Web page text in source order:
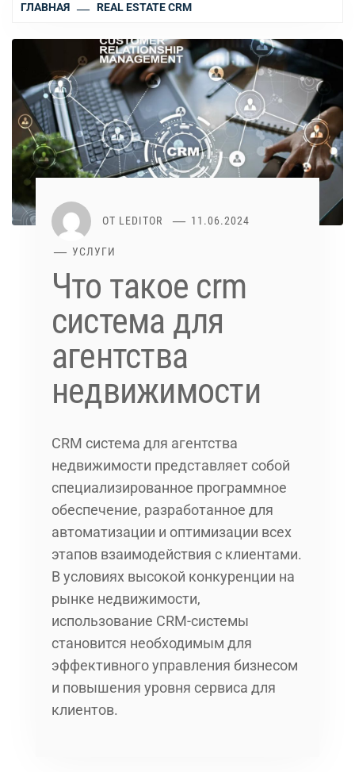
ГЛАВНАЯ REAL ESTATE CRM
ОТ LEDITOR 11.06.2024
УСЛУГИ
Что такое crm
система для
агентства
недвижимости
CRM система для агентства
недвижимости представляет собой
специализированное программное
обеспечение, разработанное для
автоматизации и оптимизации всех
этапов взаимодействия с клиентами.
В условиях высокой конкуренции на
рынке недвижимости,
использование CRM-системы
становится необходимым для
эффективного управления бизнесом
и повышения уровня сервиса для
клиентов.